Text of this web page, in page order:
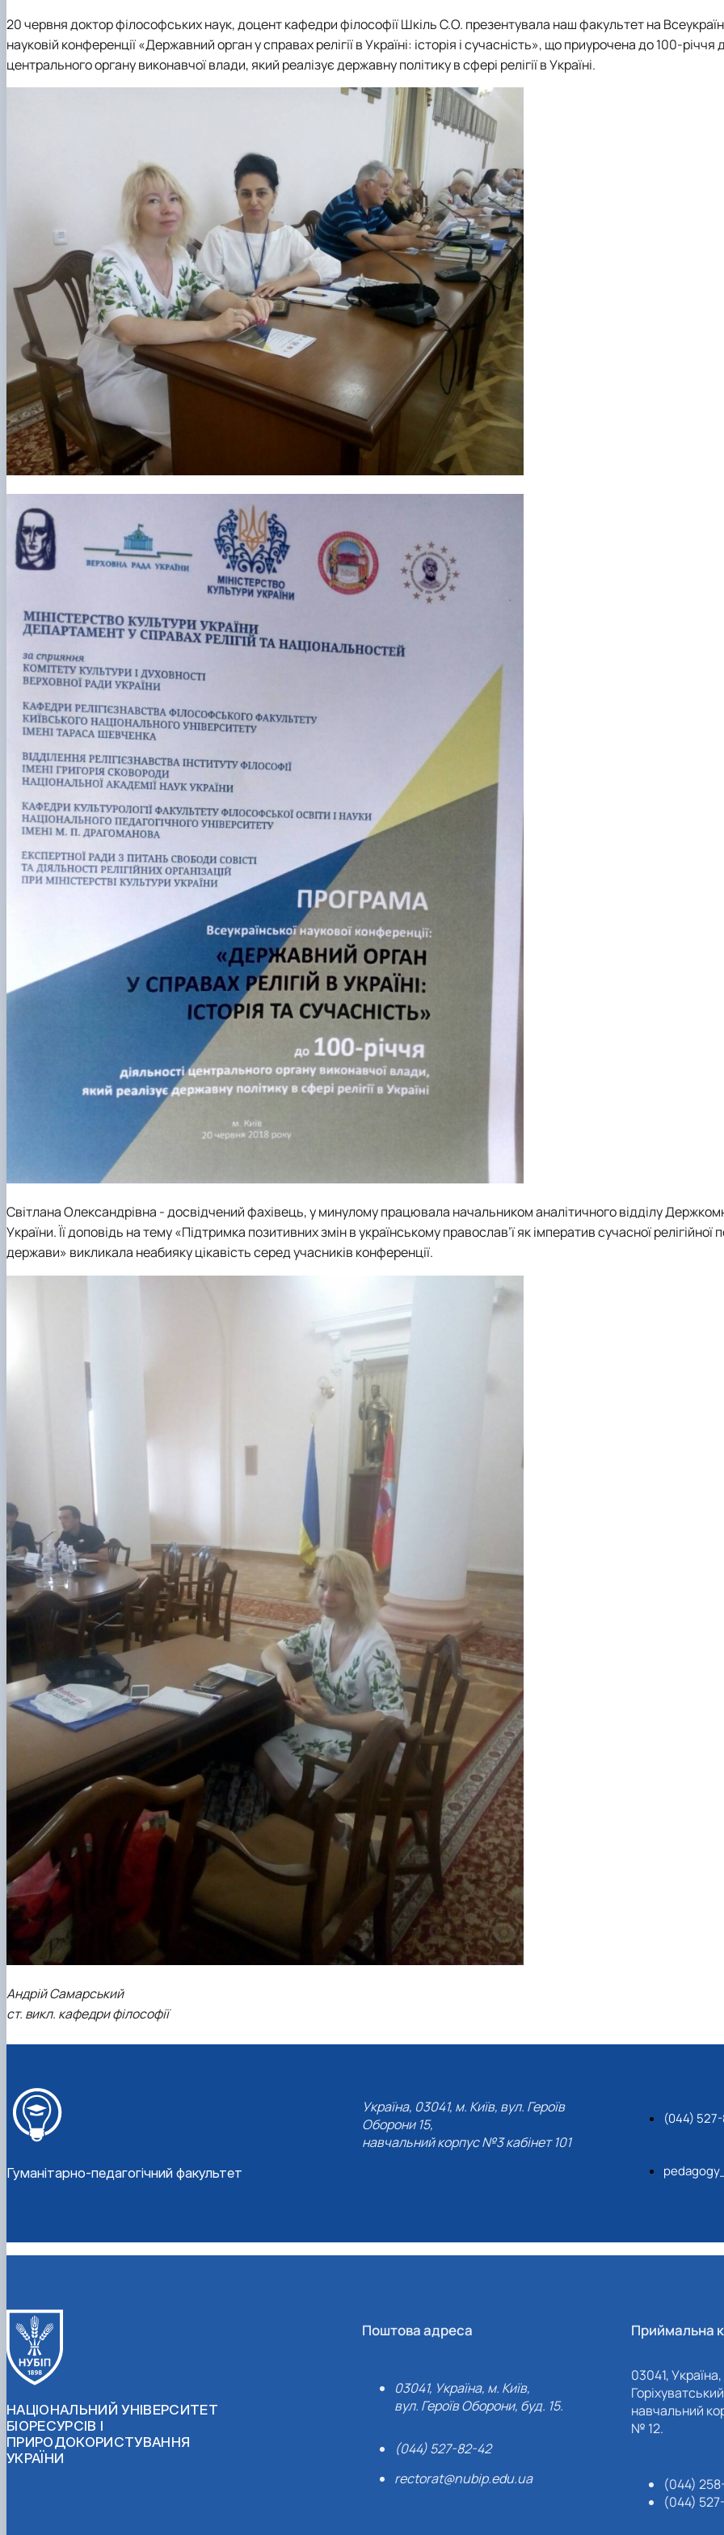
Фотостудія
Телестудія
Галерея відомих випускників
Пам'яті студентів та випускників факультету – захисників України
Вартість навчання
Центр профорієнтаційної роботи та сприяння працевлаштуванню студентської молоді
ДЕНЬ ВІДКРИТИХ ДВЕРЕЙ
Старостат
Електронні навчальні курси (Elearn)
Наукові школи
Кафедра англійської філології
Кафедра фізичної культури і спорту
Кафедра філософії та міжнародної комунікації
Кафедра культурології
20 червня доктор філософських наук, доцент кафедри філософії Шкіль С.О. презентувала наш факультет на
науковій конференції «Державний орган у справах релігії в Україні: історія і сучасність», що приурочена до 100-річчя
центрального органу виконавчої влади, який реалізує державну політику в сфері релігії в Україні.
Світлана Олександрівна - досвідчений фахівець, у минулому працювала начальником аналітичного відділу
України. Її доповідь на тему «Підтримка позитивних змін в українському православ’ї як імператив сучасної релігійної
держави» викликала неабияку цікавість серед учасників конференції.
Андрій Самарський
ст. викл. кафедри філософії
Гуманітарно-педагогічний факультет
Україна, 03041, м. Київ, вул. Героїв
Оборони 15,
навчальний корпус №3 кабінет 101
(044)
НАЦІОНАЛЬНИЙ УНІВЕРСИТЕТ
БІОРЕСУРСІВ І
ПРИРОДОКОРИСТУВАННЯ
УКРАЇНИ
Поштова адреса
03041, Україна, м. Київ,
вул. Героїв Оборони, буд. 15.
(044) 527-82-42
rectorat@nubip.edu.ua
Приймальна
03041,
навчальний
№ 12.
(044)
(044)